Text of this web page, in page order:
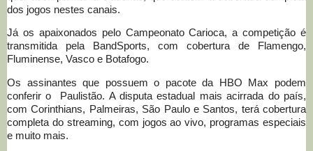
dos jogos nestes canais.
Já os apaixonados pelo Campeonato Carioca, a competição é
transmitida pela BandSports, com cobertura de Flamengo,
Fluminense, Vasco e Botafogo.
Os assinantes que possuem o pacote da HBO Max podem
conferir o Paulistão. A disputa estadual mais acirrada do país,
com Corinthians, Palmeiras, São Paulo e Santos, terá cobertura
completa do streaming, com jogos ao vivo, programas especiais
e muito mais.